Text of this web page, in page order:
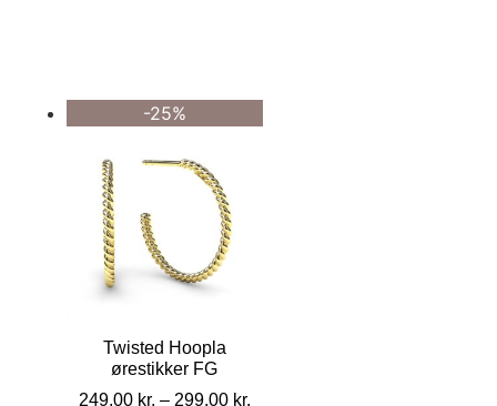
-25%
Twisted Hoopla
ørestikker FG
249,00 kr. – 299,00 kr.